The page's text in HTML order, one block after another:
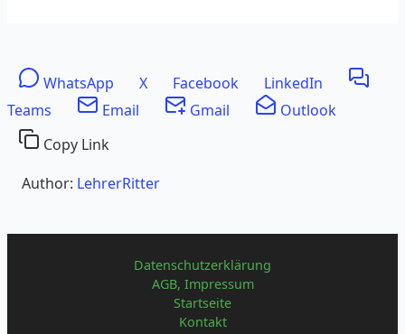
WhatsApp X Facebook
LinkedIn
Teams
Email Gmail
Outlook
Copy Link
Author: LehrerRitter
Datenschutzerklärung
AGB, Impressum
Startseite
Kontakt